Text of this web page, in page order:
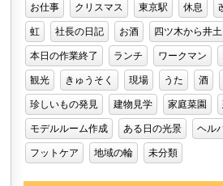
お仕事 クリスマス 東京駅 休息
虹 社長の日記 お酒 四ツ木から井
本日の作業終了 ランチ ワークマン
観光 きゅうそく 現場 うた 酒
珍しいもの発見 建物見学 家庭菜園
モデルルーム作成 ある日の光景 ヘル
フットケア 地域の輪 未分類